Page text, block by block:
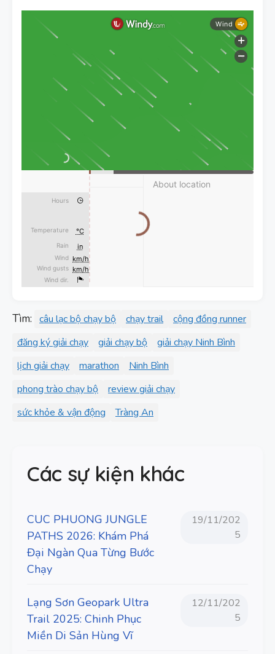
Tìm: câu lạc bộ chạy bộ chạy trail
cộng đồng runner
đăng ký giải chạy
giải chạy bộ
giải chạy Ninh Bình
lịch giải chạy
marathon
Ninh Bình
phong trào chạy bộ
review giải chạy
sức khỏe & vận động
Tràng An
Các sự kiện khác
CUC PHUONG JUNGLE
PATHS 2026: Khám Phá
Đại Ngàn Qua Từng Bước
Chạy
19/11/202
5
Lạng Sơn Geopark Ultra
Trail 2025: Chinh Phục
Miền Di Sản Hùng Vĩ
12/11/202
5